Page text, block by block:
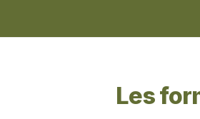
Les